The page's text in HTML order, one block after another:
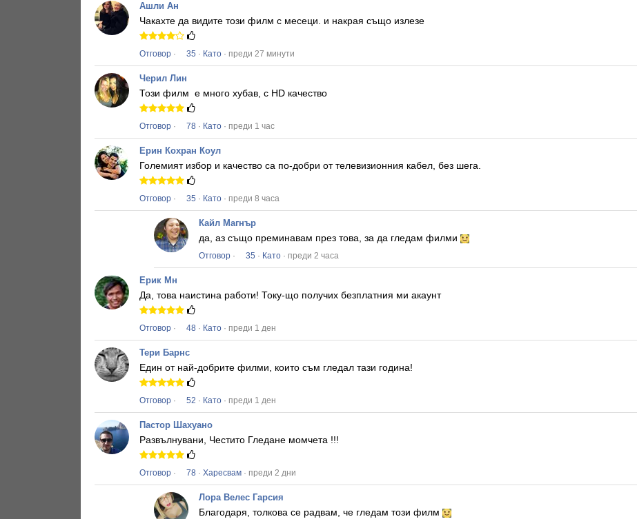
Ашли Ан
Чакахте да видите този филм с месеци. и накрая също излезе
Отговор · 35 · Като · преди 27 минути
Черил Лин
Този филм е много хубав, с HD качество
Отговор · 78 · Като · преди 1 час
Ерин Кохран Коул
Големият избор и качество са по-добри от телевизионния кабел, без шега.
Отговор · 35 · Като · преди 8 часа
Кайл Магнър
да, аз също преминавам през това, за да гледам филми
Отговор · 35 · Като · преди 2 часа
Ерик Мн
Да, това наистина работи! Току-що получих безплатния ми акаунт
Отговор · 48 · Като · преди 1 ден
Тери Барнс
Един от най-добрите филми, които съм гледал тази година!
Отговор · 52 · Като · преди 1 ден
Пастор Шахуано
Развълнувани, Честито Гледане момчета !!!
Отговор · 78 · Харесвам · преди 2 дни
Лора Велес Гарсия
Благодаря, толкова се радвам, че гледам този филм